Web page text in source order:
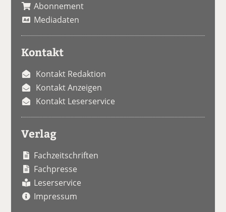
Abonnement
Mediadaten
Kontakt
Kontakt Redaktion
Kontakt Anzeigen
Kontakt Leserservice
Verlag
Fachzeitschriften
Fachpresse
Leserservice
Impressum